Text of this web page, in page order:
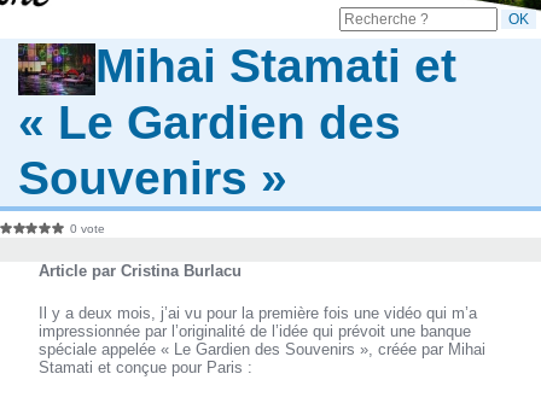
Mihai Stamati et
« Le Gardien des
Souvenirs »
0 vote
Article par Cristina Burlacu
Il y a deux mois, j’ai vu pour la première fois une vidéo qui m’a
impressionnée par l’originalité de l’idée qui prévoit une banque
spéciale appelée « Le Gardien des Souvenirs », créée par Mihai
Stamati et conçue pour Paris :